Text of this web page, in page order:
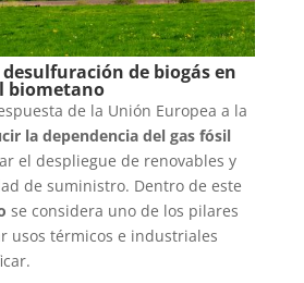
desulfuración de biogás en
biometano
de la Unión Europea a la
la dependencia del gas fósil
el despliegue de renovables y
de suministro. Dentro de este
se considera uno de los pilares
usos térmicos e industriales